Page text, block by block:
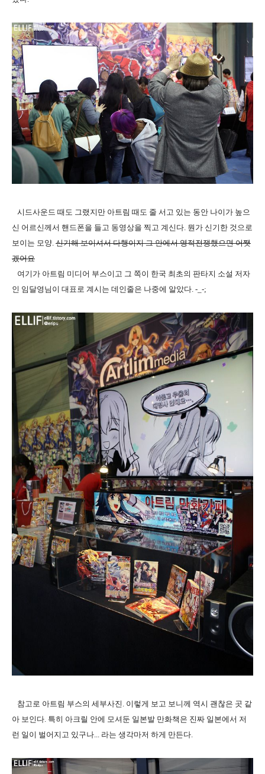
시드사운드 때도 그랬지만 아트림 때도 줄 서고 있는 동안 나이가 높으
신 어르신께서 핸드폰을 들고 동영상을 찍고 계신다. 뭔가 신기한 것으로
보이는 모양. 신기해 보이셔서 다행이지 그 안에서 영적전쟁했으면 어쨋
겠어요
여기가 아트림 미디어 부스이고 그 쪽이 한국 최초의 판타지 소설 저자
인 임달영님이 대표로 계시는 데인줄은 나중에 알았다. -_-;
참고로 아트림 부스의 세부사진. 이렇게 보고 보니께 역시 괜찮은 곳 같
아 보인다. 특히 아크릴 안에 모셔둔 일본발 만화책은 진짜 일본에서 저
런 일이 벌어지고 있구나... 라는 생각마저 하게 만든다.